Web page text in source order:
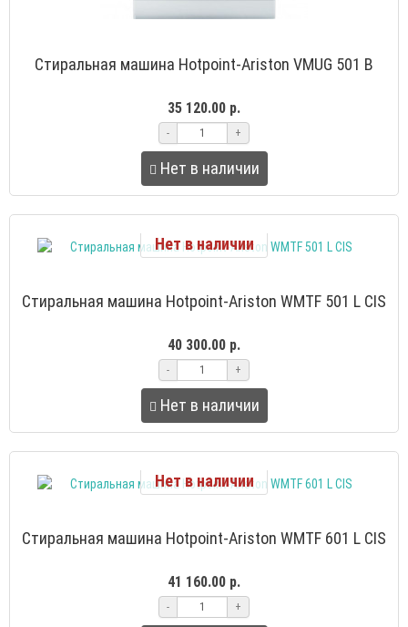
Стиральная машина Hotpoint-Ariston VMUG 501 B
35 120.00 р.
- +
Нет в наличии
Нет в наличии
Стиральная машина Hotpoint-Ariston WMTF 501 L CIS
40 300.00 р.
- +
Нет в наличии
Нет в наличии
Стиральная машина Hotpoint-Ariston WMTF 601 L CIS
41 160.00 р.
- +